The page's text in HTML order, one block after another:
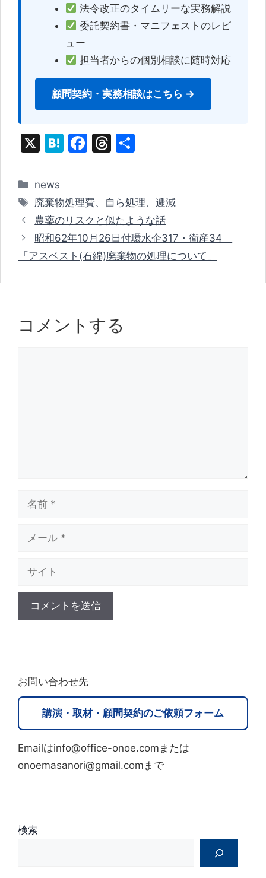
法令改正のタイムリーな実務解説
委託契約書・マニフェストのレビ
ュー
担当者からの個別相談に随時対応
顧問契約・実務相談はこちら →
X
H
n
a
F
e
b
o
o
T
a
d
s
カ
テ
リ
ー
news
タ
グ
廃棄物処理費、 自ら処理、逓減
農薬のリスクと似たような話
昭和62年10月26日付環水企317・衛産34
「アスベスト(石綿)廃棄物の処理について」
コメントする
e
r
t
i
:
お問い合わせ先
講演・取材・顧問契約のご依頼フォーム
Emailはinfo@office-onoe.comまたは
onoemasanori@gmail.comまで
検索